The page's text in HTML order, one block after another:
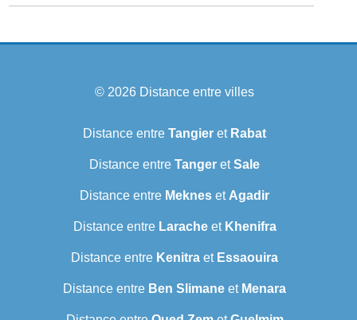
© 2026 Distance entre villes
Distance entre Tangier et Rabat
Distance entre Tanger etSale
Distance entre Meknes et Agadir
Distance entre Laracheet Khenifra
Distance entre Kenitra et Essaouira
Distance entre Ben Slimane et Menara